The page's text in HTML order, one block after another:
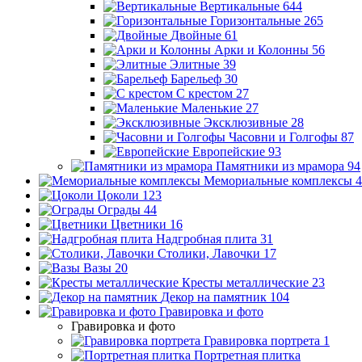
Вертикальные 644
Горизонтальные 265
Двойные 61
Арки и Колонны 56
Элитные 39
Барельеф 30
С крестом 27
Маленькие 27
Эксклюзивные 28
Часовни и Голгофы 87
Европейские 93
Памятники из мрамора 94
Мемориальные комплексы
Цоколи 123
Ограды 44
Цветники 16
Надгробная плита 31
Столики, Лавочки 17
Вазы 20
Кресты металлические 23
Декор на памятник 104
Гравировка и фото
Гравировка и фото
Гравировка портрета 1
Портретная плитка